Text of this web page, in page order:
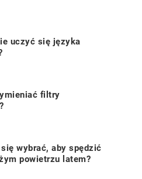
uczyć się języka
filtry
wybrać, aby spędzić
powietrzu latem?